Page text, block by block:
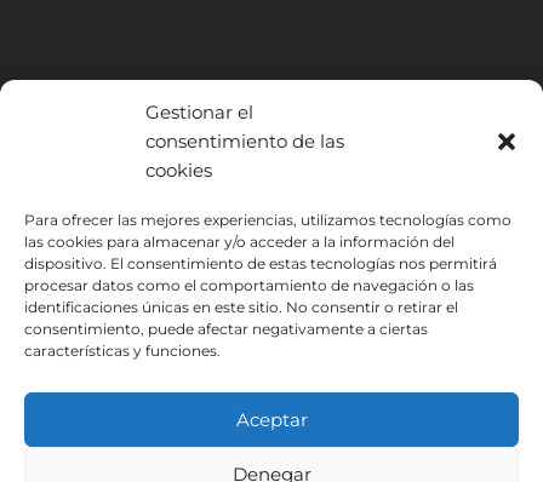
Gestionar el
consentimiento de las
cookies
Para ofrecer las mejores experiencias, utilizamos tecnologías como
las cookies para almacenar y/o acceder a la información del
dispositivo. El consentimiento de estas tecnologías nos permitirá
procesar datos como el comportamiento de navegación o las
identificaciones únicas en este sitio. No consentir o retirar el
consentimiento, puede afectar negativamente a ciertas
características y funciones.
Aceptar
Denegar
INSTITUTO HISPANICO DE MURCIA, SOCIEDAD LIMITADA ha sido
beneficiario del Fondo Europeo de Desarrollo Regional cuyo objetivo
es mejorar el uso y la calidad de las tecnologías de la información y de
las comunicaciones y el acceso a las mismas y gracias al que ha
podido implantar las siguientes soluciones: Presencia web a través de
página propia. Esta acción ha tenido lugar durante 2020. Para ello ha
contado con el apoyo del programa TIC Cámaras de la Cámara de